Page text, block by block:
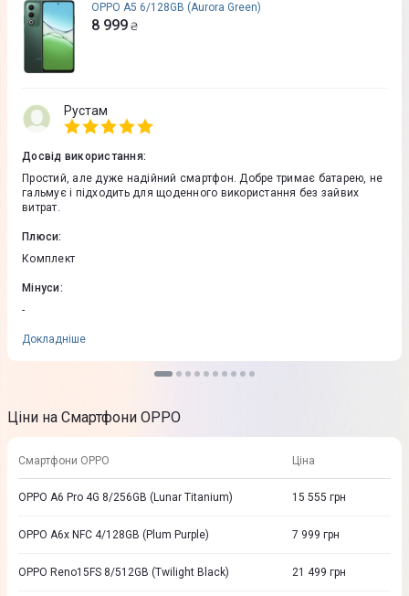
OPPO A5 6/128GB (Aurora Green)
8 999 ₴
Рустам
Досвід використання:
Простий, але дуже надійний смартфон. Добре тримає батарею, не
гальмує і підходить для щоденного використання без зайвих
витрат.
Плюси:
Комплект
Мінуси:
-
Докладніше
Ціни на Смартфони OPPO
Смартфони OPPO Ціна
OPPO A6 Pro 4G 8/256GB (Lunar Titanium) 15 555 грн
OPPO A6x NFC 4/128GB (Plum Purple) 7 999 грн
OPPO Reno15FS 8/512GB (Twilight Black) 21 499 грн